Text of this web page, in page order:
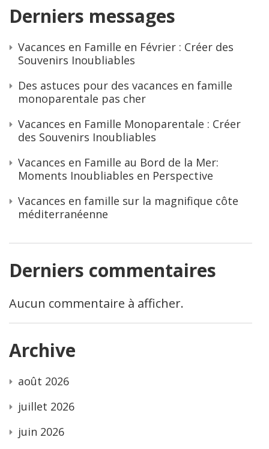
Derniers messages
Vacances en Famille en Février : Créer des
Souvenirs Inoubliables
Des astuces pour des vacances en famille
monoparentale pas cher
Vacances en Famille Monoparentale : Créer
des Souvenirs Inoubliables
Vacances en Famille au Bord de la Mer:
Moments Inoubliables en Perspective
Vacances en famille sur la magnifique côte
méditerranéenne
Derniers commentaires
Aucun commentaire à afficher.
Archive
août 2026
juillet 2026
juin 2026